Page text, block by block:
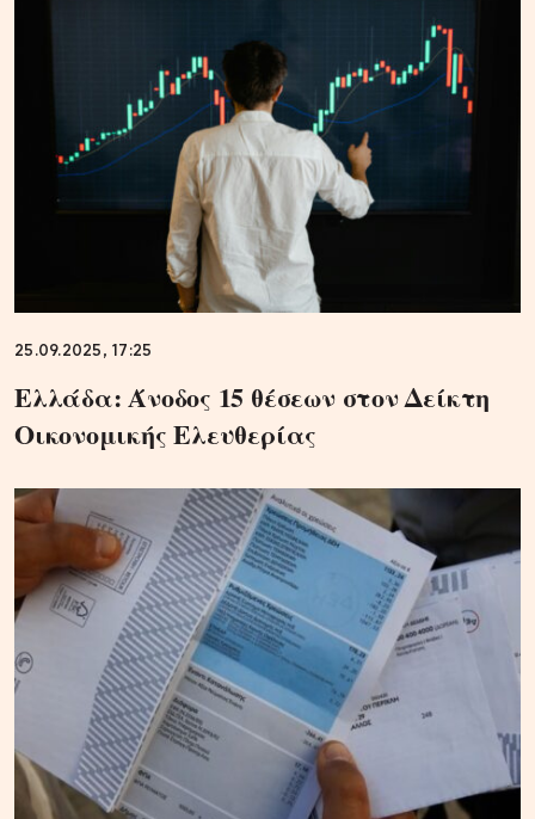
25.09.2025, 17:25
Ελλάδα: Άνοδος 15 θέσεων στον Δείκτη
Οικονομικής Ελευθερίας